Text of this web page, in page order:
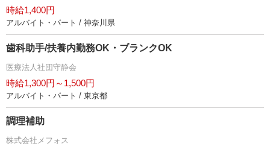
時給1,400円
アルバイト・パート / 神奈川県
歯科助手/扶養内勤務OK・ブランクOK
医療法人社団守静会
時給1,300円～1,500円
アルバイト・パート / 東京都
調理補助
株式会社メフォス